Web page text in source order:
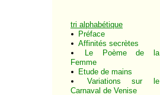
tri alphabétique
Préface
Affinités secrètes
Le Poème de la
Femme
Etude de mains
Variations sur le
Carnaval de Venise